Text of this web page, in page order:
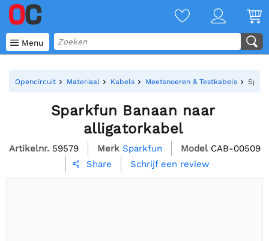
 Menu
Opencircuit Materiaal Kabels Meetsnoeren & Testkabels
Sparkfun Banaan naar
alligatorkabel
Artikelnr. 59579 Merk Sparkfun Model CAB-00509
 Share Schrijf een review